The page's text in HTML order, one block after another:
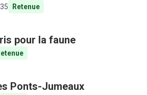
35 Retenue
pour la faune
Ponts-Jumeaux